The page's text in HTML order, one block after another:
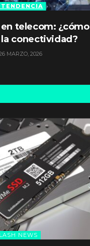
TENDENCIA
telecom: ¿cómo
conectividad?
MARZO, 2026
NEWS